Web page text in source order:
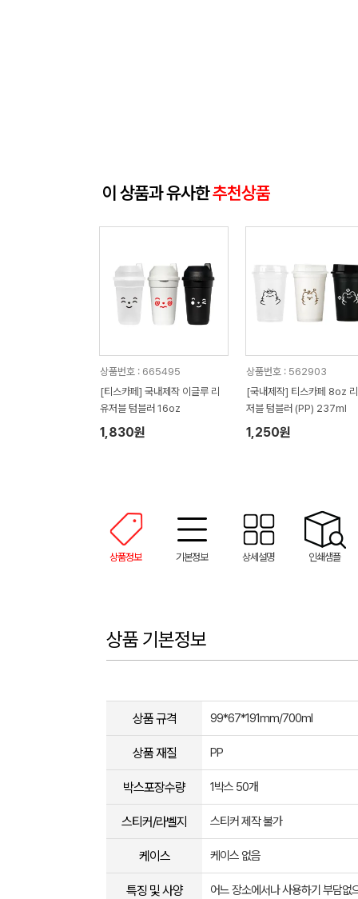
이 상품과 유사한추천상품
상품번호 : 665495
[티스카페] 국내제작 이글루 리
유저블 텀블러 16oz
1,830원
상품번호 : 562903
[국내제작] 티스카페 8oz
저블 텀블러 (PP) 237ml
1,250원
상품정보 기본정보 상세설명 인쇄샘플
상품 기본정보
상품 규격 99*67*191mm/700ml
상품 재질 PP
박스포장수량 1박스 50개
스티커/라벨지 스티커 제작 불가
케이스 케이스 없음
특징 및 사양 어느 장소에서나 사용하기 부담없